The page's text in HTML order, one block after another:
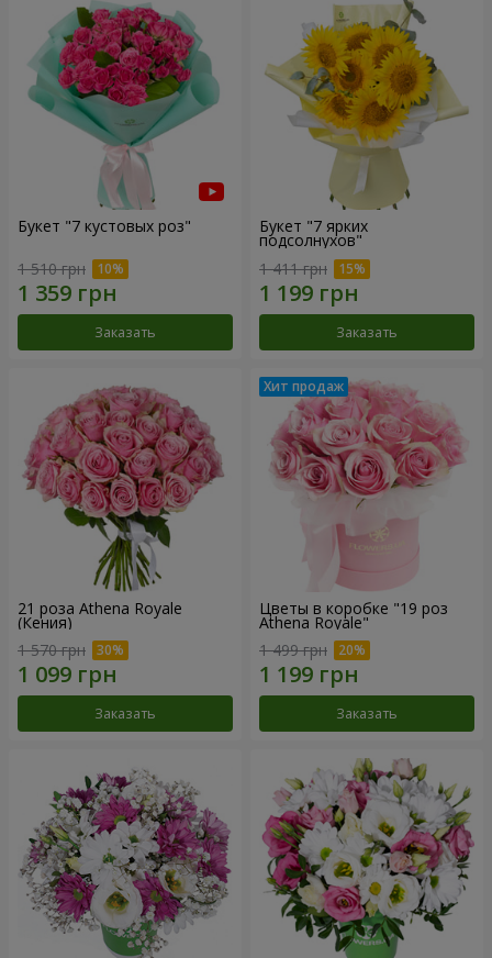
Букет "7 кустовых роз"
1 510 грн
Заказать
Букет "7 ярких
подсолнухов"
1 411 грн
Заказать
21 роза Athena Royale
(Кения)
1 570 грн
Заказать
Цветы в коробке "19 роз
Athena Royale"
1 499 грн
Заказать